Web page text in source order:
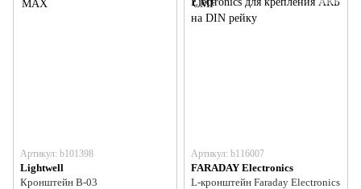
Артикул: b101398
Lightwell
Кронштейн B-03
Артикул: b116007
FARADAY Electronics
L-кронштейн Faraday Electronics